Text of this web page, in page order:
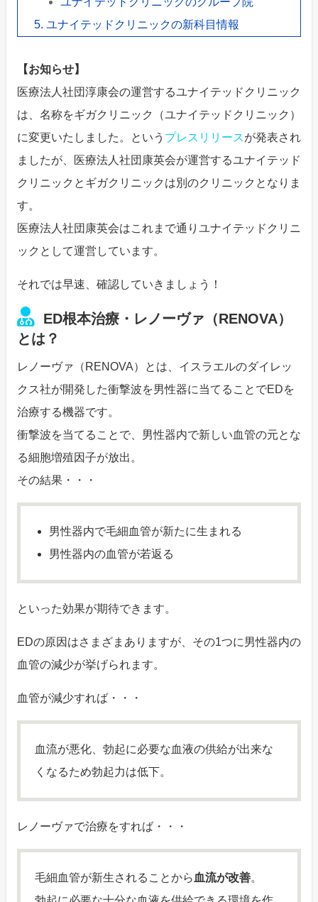
ユナイテッドクリニックの新科目情報
【お知らせ】
医療法人社団淳康会の運営するユナイテッドクリニック
は、名称をギガクリニック（ユナイテッドクリニック）
に変更いたしました。という プレスリリースが発表され
ましたが、医療法人社団康英会が運営するユナイテッド
クリニックとギガクリニックは別のクリニックとなりま
す。
医療法人社団康英会はこれまで通りユナイテッドクリニ
ックとして運営しています。
それでは早速、確認していきましょう！
ED根本治療・レノーヴァ（RENOVA）
とは？
レノーヴァ（RENOVA）とは、イスラエルのダイレッ
クス社が開発した衝撃波を男性器に当てることでEDを
治療する機器です。
衝撃波を当てることで、男性器内で新しい血管の元とな
る細胞増殖因子が放出。
その結果・・・
男性器内で毛細血管が新たに生まれる
男性器内の血管が若返る
といった効果が期待できます。
EDの原因はさまざまありますが、その1つに男性器内の
血管の減少が挙げられます。
血管が減少すれば・・・
血流が悪化、勃起に必要な血液の供給が出来な
くなるため勃起力は低下。
レノーヴァで治療をすれば・・・
毛細血管が新生されることから 血流が改善。